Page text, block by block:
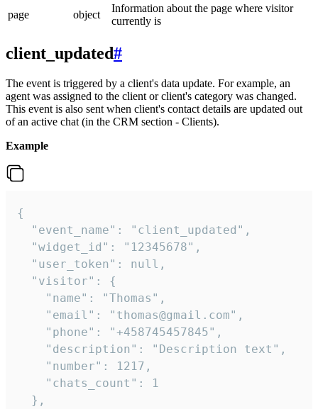
page
object
Information about the page where visitor
currently is
client_updated#
The event is triggered by a client's data update. For example, an
agent was assigned to the client or client's category was changed.
This event is also sent when client's contact details are updated out
of an active chat (in the CRM section - Clients).
Example
{
  "event_name": "client_updated",
  "widget_id": "12345678",
  "user_token": null,
  "visitor": {
    "name": "Thomas",
    "email": "thomas@gmail.com",
    "phone": "+458745457845",
    "description": "Description text",
    "number": 1217,
    "chats_count": 1
  },